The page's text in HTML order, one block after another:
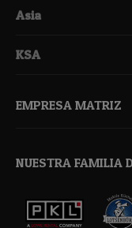
Asia
KSA
EMPRESA MATRIZ
NUESTRA FAMILIA